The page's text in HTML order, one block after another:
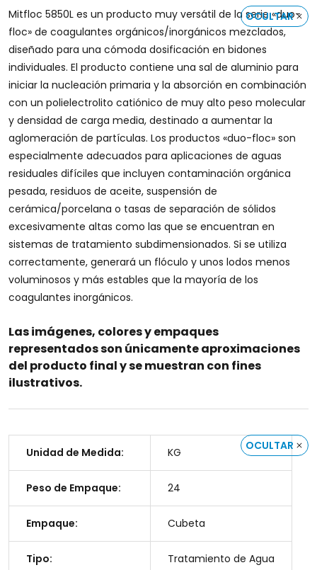
OCULTAR
Mitfloc 5850L es un producto muy versátil de la serie «duo-
floc» de coagulantes orgánicos/inorgánicos mezclados,
diseñado para una cómoda dosificación en bidones
individuales. El producto contiene una sal de aluminio para
iniciar la nucleación primaria y la absorción en combinación
con un polielectrolito catiónico de muy alto peso molecular
y densidad de carga media, destinado a aumentar la
aglomeración de partículas. Los productos «duo-floc» son
especialmente adecuados para aplicaciones de aguas
residuales difíciles que incluyen contaminación orgánica
pesada, residuos de aceite, suspensión de
cerámica/porcelana o tasas de separación de sólidos
excesivamente altas como las que se encuentran en
sistemas de tratamiento subdimensionados. Si se utiliza
correctamente, generará un flóculo y unos lodos menos
voluminosos y más estables que la mayoría de los
coagulantes inorgánicos.
Las imágenes, colores y empaques
representados son únicamente aproximaciones
del producto final y se muestran con fines
ilustrativos.
OCULTAR
Unidad de Medida: KG
Peso de Empaque: 24
Empaque: Cubeta
Tipo: Tratamiento de Agua